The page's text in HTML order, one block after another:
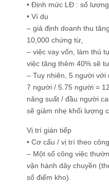
• Định mức LĐ : số
• Ví dụ
– giả định doanh thu
10,000 chứng từ,
– việc vay vốn, làm thủ
việc tăng thêm 40% sẽ
– Tuy nhiên, 5 người với
7 người / 5.75 người =
năng suất / đầu người
sẽ giảm nhẹ khối lượng
Vị trí gián tiếp
• Cơ cấu / vị trí theo
– Một số công việc
vận hành dây chuyền
số điểm kho).